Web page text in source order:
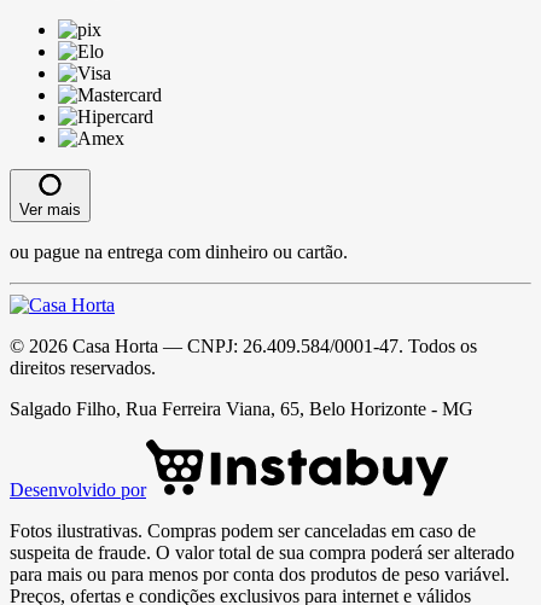
Ver mais
ou pague na entrega com dinheiro ou cartão.
© 2026 Casa Horta — CNPJ: 26.409.584/0001-47. Todos os
direitos reservados.
Salgado Filho, Rua Ferreira Viana, 65, Belo Horizonte - MG
Desenvolvido por
Fotos ilustrativas. Compras podem ser canceladas em caso de
suspeita de fraude. O valor total de sua compra poderá ser alterado
para mais ou para menos por conta dos produtos de peso variável.
Preços, ofertas e condições exclusivos para internet e válidos